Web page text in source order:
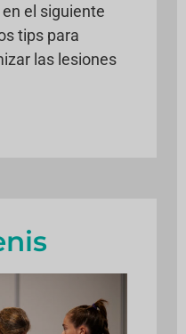
el siguiente
tips para
las lesiones